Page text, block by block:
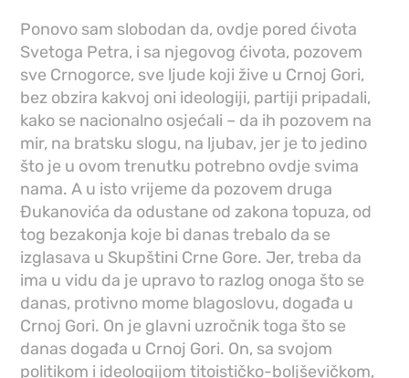
Ponovo sam slobodan da, ovdje pored ćivota
Svetoga Petra, i sa njegovog ćivota, pozovem
sve Crnogorce, sve ljude koji žive u Crnoj Gori,
bez obzira kakvoj oni ideologiji, partiji pripadali,
kako se nacionalno osjećali – da ih pozovem na
mir, na bratsku slogu, na ljubav, jer je to jedino
što je u ovom trenutku potrebno ovdje svima
nama. A u isto vrijeme da pozovem druga
Đukanovića da odustane od zakona topuza, od
tog bezakonja koje bi danas trebalo da se
izglasava u Skupštini Crne Gore. Jer, treba da
ima u vidu da je upravo to razlog onoga što se
danas, protivno mome blagoslovu, događa u
Crnoj Gori. On je glavni uzročnik toga što se
danas događa u Crnoj Gori. On, sa svojom
politikom i ideologijom titoističko-boljševičkom,